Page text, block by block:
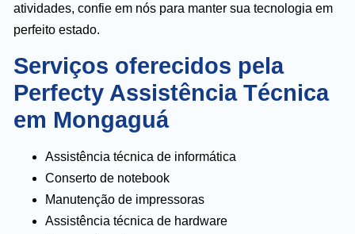
atividades, confie em nós para manter sua tecnologia em
perfeito estado.
Serviços oferecidos pela
Perfecty Assistência Técnica
em Mongaguá
Assistência técnica de informática
Conserto de notebook
Manutenção de impressoras
Assistência técnica de hardware